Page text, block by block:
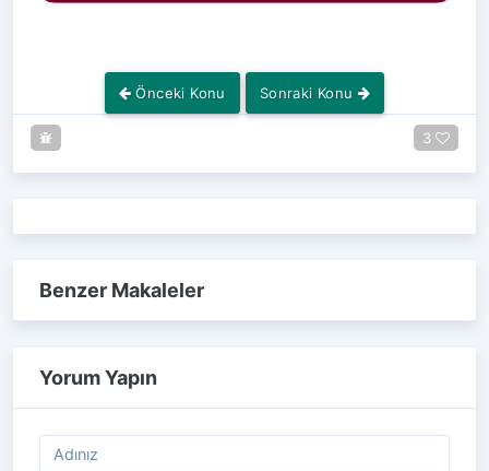
Önceki Konu Sonraki Konu
3
Benzer Makaleler
Yorum Yapın